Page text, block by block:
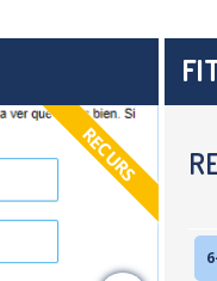
RECURS